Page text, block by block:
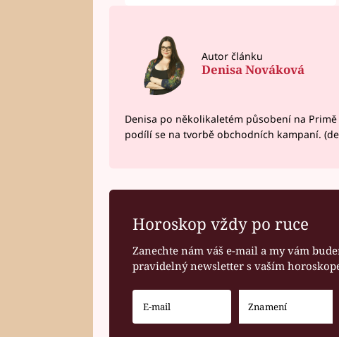
Autor článku
Denisa Nováková
Denisa po několikaletém působení na
podílí se na tvorbě obchodních kampaní.
Horoskop vždy po ruce
Zanechte nám váš e-mail a my vám
pravidelný newsletter s vaším